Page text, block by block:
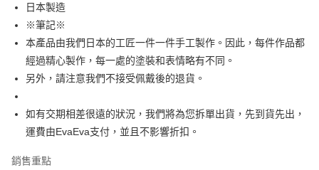
海外配送
日本製造
※筆記※
本產品由我們日本的工匠一件一件手工製作。因此，每件作品都
經過精心製作，每一處的塗裝和表情略有不同。
另外，請注意我們不接受佩戴後的退貨。
如有交期相差很遠的狀況，我們將為您拆單出貨，先到貨先出，
運費由EvaEva支付，並且不影響折扣。
銷售重點